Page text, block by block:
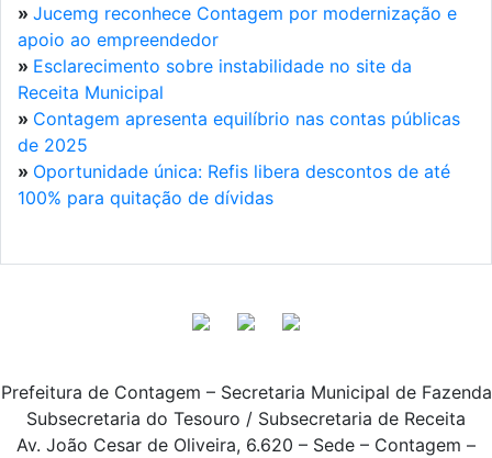
» Jucemg reconhece Contagem por modernização e
apoio ao empreendedor
» Esclarecimento sobre instabilidade no site da
Receita Municipal
» Contagem apresenta equilíbrio nas contas públicas
de 2025
» Oportunidade única: Refis libera descontos de até
100% para quitação de dívidas
Prefeitura de Contagem – Secretaria Municipal de Fazenda
Subsecretaria do Tesouro / Subsecretaria de Receita
Av. João Cesar de Oliveira, 6.620 – Sede – Contagem –